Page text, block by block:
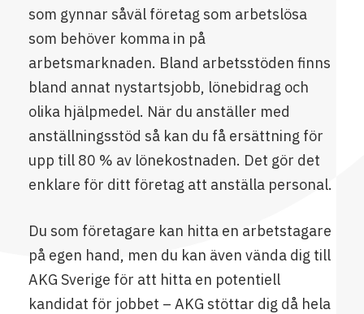
som gynnar såväl företag som arbetslösa
som behöver komma in på
arbetsmarknaden. Bland arbetsstöden finns
bland annat nystartsjobb, lönebidrag och
olika hjälpmedel. När du anställer med
anställningsstöd så kan du få ersättning för
upp till 80 % av lönekostnaden. Det gör det
enklare för ditt företag att anställa personal.
Du som företagare kan hitta en arbetstagare
på egen hand, men du kan även vända dig till
AKG Sverige för att hitta en potentiell
kandidat för jobbet – AKG stöttar dig då hela